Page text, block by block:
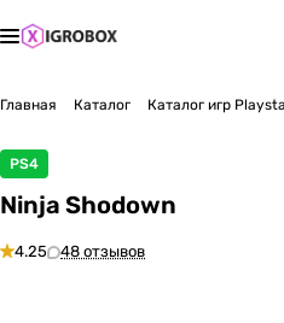
Главная Каталог Каталог игр
PS4
Ninja Shodown
4.25 48 отзывов